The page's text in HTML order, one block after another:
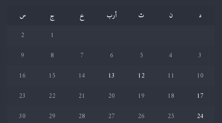
د
ن ث أرب خ ج
س
1
2
3
4
5
6
7
8
9
10
11
12
13
14
15
16
17
18
19
20
21
22
23
24
25
26
27
28
29
30